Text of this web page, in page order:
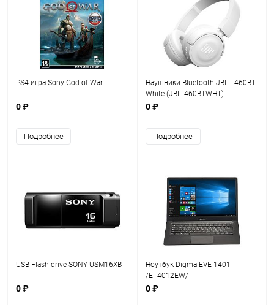
PS4 игра Sony God of War
0 ₽
Подробнее
Наушники Bluetooth JBL T460BT
White (JBLT460BTWHT)
0 ₽
Подробнее
USB Flash drive SONY USM16XB
0 ₽
Ноутбук Digma EVE 1401
/ET4012EW/
0 ₽